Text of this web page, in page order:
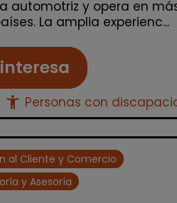
automotriz y opera en
La amplia experienc...
accessibility_new Personas con
al Cliente y Comercio
y Asesoría